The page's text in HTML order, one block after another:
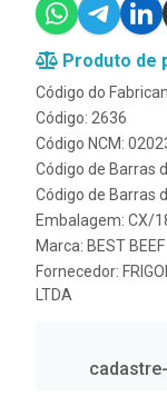
Produto de
Código do
Código: 2636
Código NCM:
Código de Barras
Código de Barras
Embalagem: CX/
Marca: BEST BEEF
Fornecedor:
LTDA